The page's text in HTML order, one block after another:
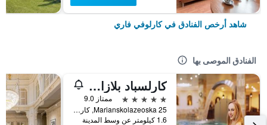
شاهد أرخص الفنادق في كارلوفي فاري
الفنادق الموصى بها
كارلسباد بلازا ميديكال سبا آند ولنس هوتل
5 نجوم
ممتاز 9.0
Marianskolazeoska 25, كارلوفي فاري, منطقة كارلوفي فاري, جمهورية التشيك
1.6 كيلومتر عن وسط المدينة